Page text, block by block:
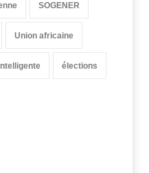
SOGENER
Union africaine
élections